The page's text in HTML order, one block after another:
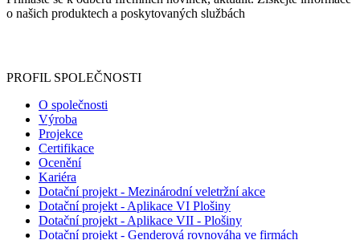
o našich produktech a poskytovaných službách
PROFIL SPOLEČNOSTI
O společnosti
Výroba
Projekce
Certifikace
Ocenění
Kariéra
Dotační projekt - Mezinárodní veletržní akce
Dotační projekt - Aplikace VI Plošiny
Dotační projekt - Aplikace VII - Plošiny
Dotační projekt - Genderová rovnováha ve firmách